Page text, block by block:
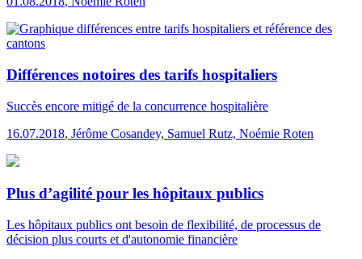
Différences notoires des tarifs hospitaliers
Succès encore mitigé de la concurrence hospitalière
16.07.2018, Jérôme Cosandey, Samuel Rutz, Noémie Roten
Plus d’agilité pour les hôpitaux publics
Les hôpitaux publics ont besoin de flexibilité, de processus de
décision plus courts et d'autonomie financière